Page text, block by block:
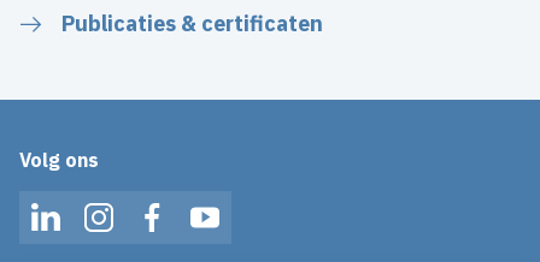
Publicaties & certificaten
Volg ons
LinkedInInstagramFacebookYouTube